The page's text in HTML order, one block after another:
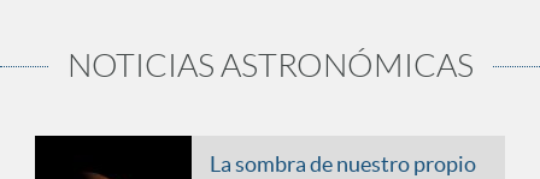
NOTICIAS ASTRONÓMICAS
La sombra de nuestro propio